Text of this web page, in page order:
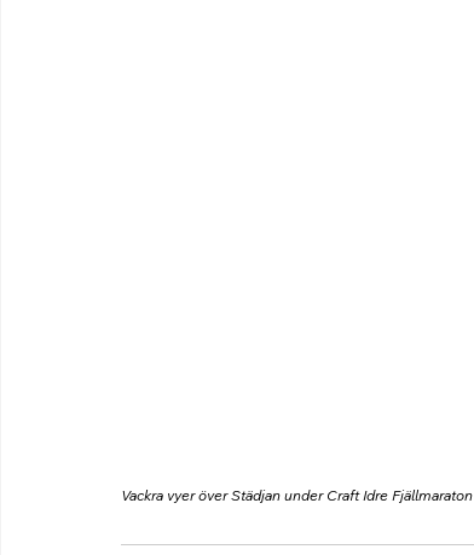
Vackra vyer över Städjan under Craft Idre Fjällmaraton